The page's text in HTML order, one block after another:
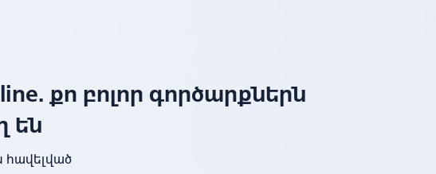
քո բոլոր գործարքներն
են
հավելված